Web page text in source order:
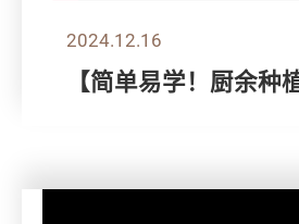
2024.12.16
【简单易学！厨余种